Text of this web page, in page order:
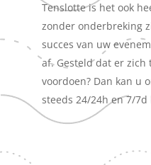
Tenslotte is het ook
zonder onderbreking
succes van uw
af. Gesteld dat er
voordoen? Dan kan u
steeds 24/24h en 7/7d